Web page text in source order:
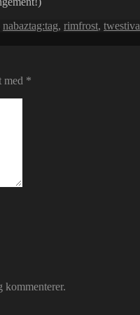
nabaztag:tag, rimfrost,
med *
kommenterer.